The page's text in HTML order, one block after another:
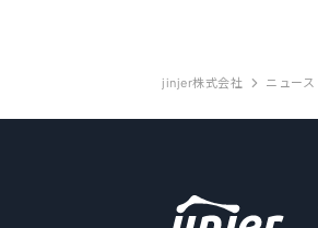
jinjer株式会社 ニュース